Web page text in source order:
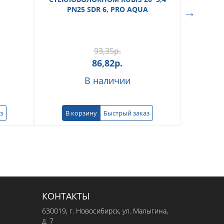
PN25 SDR 6, PRO AQUA
93,35р.
86,82р.
В наличии
В корзину Быстрый заказ
КОНТАКТЫ
630019, г. Новосибирск, ул. Малыгина,
д. 7